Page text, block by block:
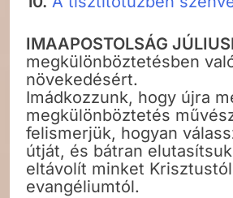
IMAAPOSTOLSÁG
megkülönböztetésben
növekedésért.
Imádkozzunk, hogy újra
megkülönböztetés
felismerjük, hogyan
útját, és bátran
eltávolít minket
evangéliumtól.